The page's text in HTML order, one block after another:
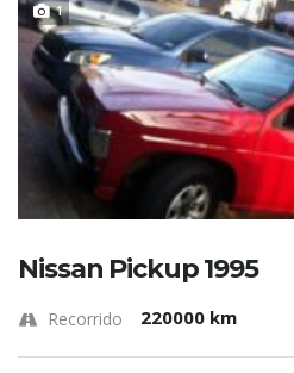
1
Nissan Pickup 1995
Recorrido 220000 km